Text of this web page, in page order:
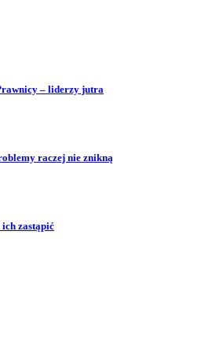
– liderzy jutra
raczej nie znikną
zastąpić